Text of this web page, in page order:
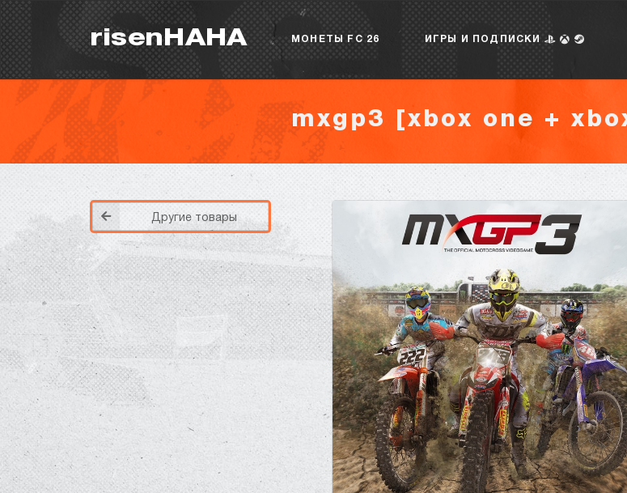
risenHAHA МОНЕТЫ FC 26 ИГРЫ И ПОДПИСКИ
mxgp3 [xbox one +
Другие товары